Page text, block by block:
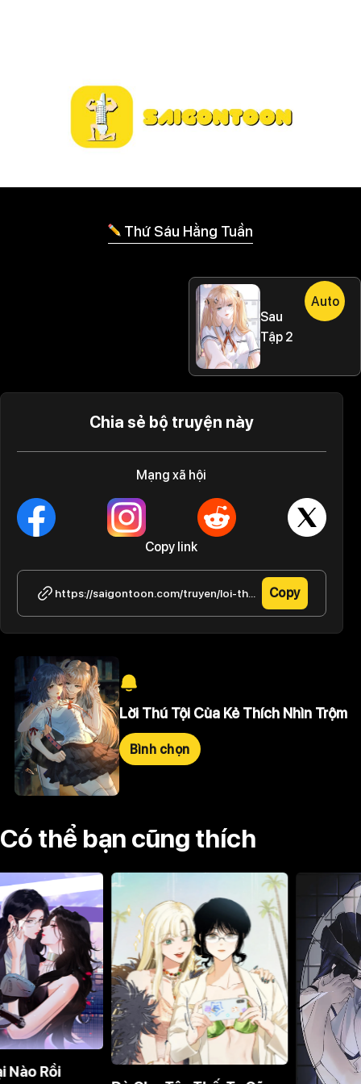
Thứ Sáu Hằng Tuần
Sau
Tập 2
Chia sẻ bộ truyện này
Mạng xã hội
Copy link
https://saigontoon.com/truyen/loi-thu-toi-cua-ke-thich-nhin-trom/tap-1-40 Copy
Lời Thú Tội Của Kẻ Thích Nhìn Trộm
Bình chọn
Có thể bạn cũng thích
Auto